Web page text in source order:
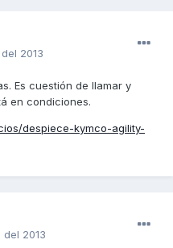
2013
Es cuestión de llamar y
en condiciones.
despiece-kymco-agility-
del 2013